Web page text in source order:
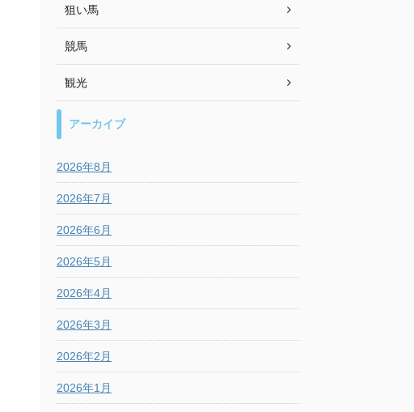
狙い馬
競馬
観光
アーカイブ
2026年8月
2026年7月
2026年6月
2026年5月
2026年4月
2026年3月
2026年2月
2026年1月